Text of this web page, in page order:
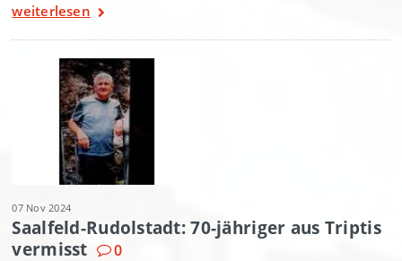
weiterlesen
07 Nov 2024
Saalfeld-Rudolstadt: 70-jähriger aus Triptis
vermisst
0